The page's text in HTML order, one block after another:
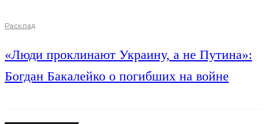
Расклад
«Люди проклинают Украину, а не Путина»:
Богдан Бакалейко о погибших на войне